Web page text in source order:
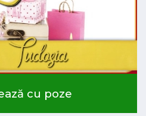
cu poze